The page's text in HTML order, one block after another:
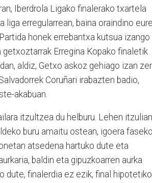
Iberdrola Ligako finalerako txartela
erregularrean, baina oraindino
honek errebantxa kutsua izango
Erregina Kopako finaletik
aldiz, Getxo askoz gehiago izan
Coruñari irabazten badio,
akabuan.
itzultzea du helburu. Lehen
buru amaitu ostean, igoera
atsedena hartuko dute eta
baldin eta gipuzkoarren aurka
dute, finalerdia ez ezik, final